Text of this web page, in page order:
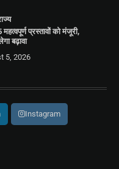
प्रस्तावों को मंजूरी,
बढ़ावा
5, 2026
Instagram